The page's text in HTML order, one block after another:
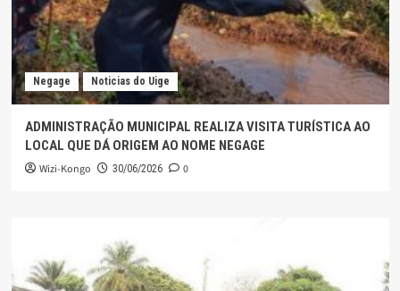
Negage Noticias do Uige
ADMINISTRAÇÃO MUNICIPAL REALIZA VISITA TURÍSTICA AO
LOCAL QUE DÁ ORIGEM AO NOME NEGAGE
Wizi-Kongo 30/06/2026 0